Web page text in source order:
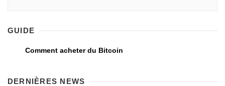
GUIDE
Comment acheter du Bitcoin
DERNIÈRES NEWS